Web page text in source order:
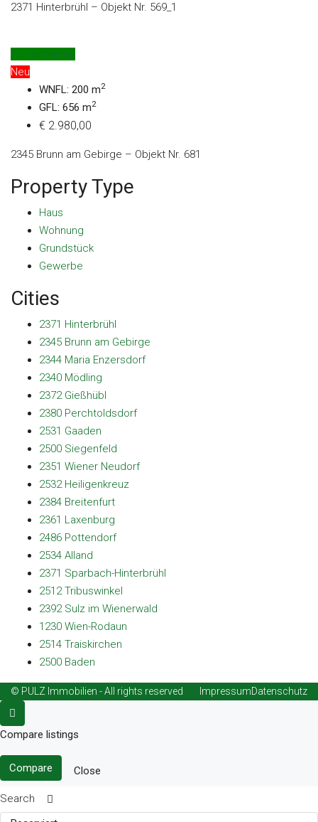
2371 Hinterbrühl – Objekt Nr. 569_1
Zu Vermieten
Neu
WNFL: 200 m2
GFL: 656 m2
€ 2.980,00
2345 Brunn am Gebirge – Objekt Nr. 681
Property Type
Haus
Wohnung
Grundstück
Gewerbe
Cities
2371 Hinterbrühl
2345 Brunn am Gebirge
2344 Maria Enzersdorf
2340 Mödling
2372 Gießhübl
2380 Perchtoldsdorf
2531 Gaaden
2500 Siegenfeld
2351 Wiener Neudorf
2532 Heiligenkreuz
2384 Breitenfurt
2361 Laxenburg
2486 Pottendorf
2534 Alland
2371 Sparbach-Hinterbrühl
2512 Tribuswinkel
2392 Sulz im Wienerwald
1230 Wien-Rodaun
2514 Traiskirchen
2500 Baden
© PULZ Immobilien - All rights reserved ImpressumDatenschutz
Compare listings
Compare Close
Search